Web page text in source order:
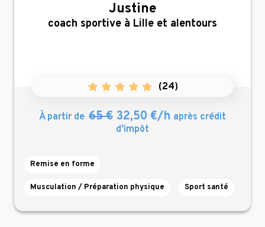
Justine
,
coach sportive à Lille et alentours
(24)
À partir de 65 € 32,50 €/h après crédit
d’impôt
Remise en forme
Musculation / Préparation physique Sport santé